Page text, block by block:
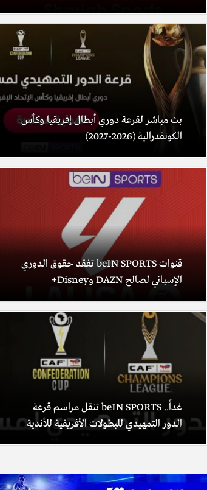
بث مباشر لقرعة دوري أبطال إفريقيا وكأس
الكونفدرالية (2026-2027)
قنوات beIN SPORTS تفقد حقوق الدوري
الإسباني لصالح DAZN وDisney+
غداً.. beIN SPORTS تنقل مراسم قرعة
الدور التمهيدي للبطولات الأفريقية للأندية